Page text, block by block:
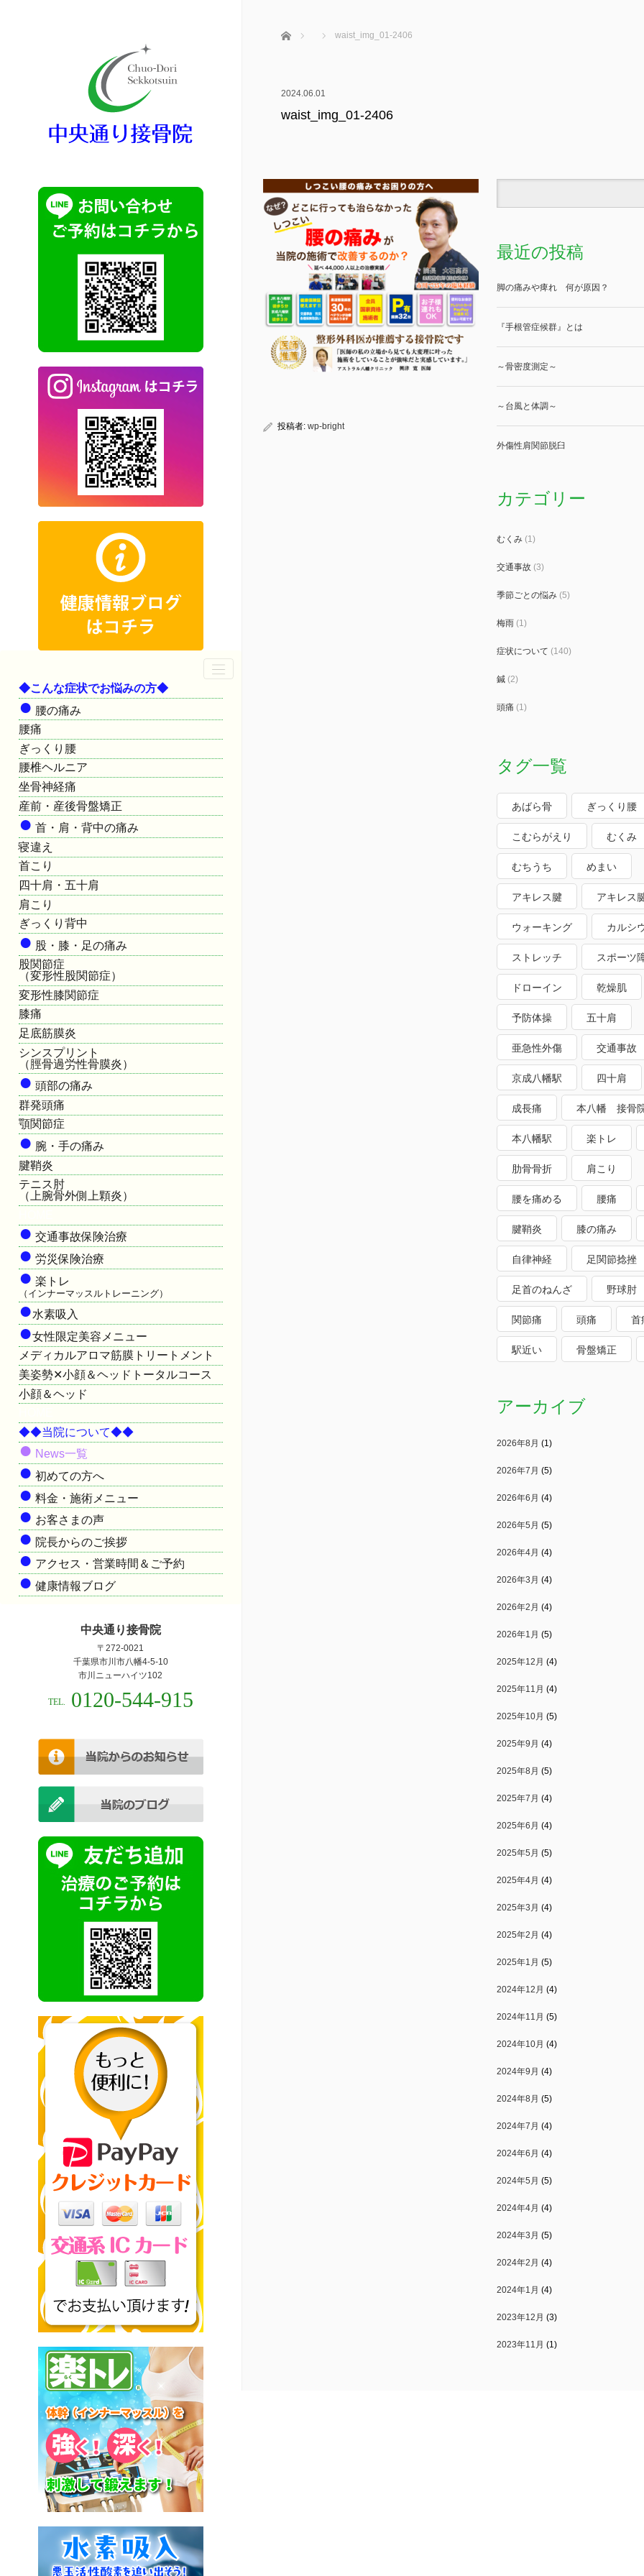
◆こんな症状でお悩みの方◆
● 腰の痛み
腰痛
ぎっくり腰
腰椎ヘルニア
坐骨神経痛
産前・産後骨盤矯正
● 首・肩・背中の痛み
寝違え
首こり
四十肩・五十肩
肩こり
ぎっくり背中
● 股・膝・足の痛み
股関節症
（変形性股関節症）
変形性膝関節症
膝痛
足底筋膜炎
シンスプリント
（脛骨過労性骨膜炎）
● 頭部の痛み
群発頭痛
顎関節症
● 腕・手の痛み
腱鞘炎
テニス肘
（上腕骨外側上顆炎）
● 交通事故保険治療
● 労災保険治療
● 楽トレ
（インナーマッスルトレーニング）
●水素吸入
●女性限定美容メニュー
メディカルアロマ筋膜トリートメント
美姿勢✕小顔＆ヘッドトータルコース
小顔＆ヘッド
◆◆当院について◆◆
● News一覧
● 初めての方へ
● 料金・施術メニュー
● お客さまの声
● 院長からのご挨拶
● アクセス・営業時間＆ご予約
● 健康情報ブログ
中央通り接骨院
〒272-0021
千葉県市川市八幡4-5-10
市川ニューハイツ102
TEL. 0120-544-915
ホーム waist_img_01-2406
2024.06.01
waist_img_01-2406
投稿者: wp-bright
最近の投稿
脚の痛みや痺れ 何が原因？
『手根管症候群』とは
～骨密度測定～
～台風と体調～
外傷性肩関節脱臼
カテゴリー
むくみ(1)
交通事故(3)
季節ごとの悩み(5)
梅雨(1)
症状について (140)
鍼(2)
頭痛 (1)
タグ一覧
あばら骨 ぎっくり腰
こむらがえり むくみ
むちうち めまい
アキレス腱 アキレス
ウォーキング カルシ
ストレッチ スポーツ
ドローイン 乾燥肌
予防体操 五十肩
亜急性外傷 交通事故
京成八幡駅 四十肩
成長痛 本八幡 接骨
本八幡駅 楽トレ
肋骨骨折 肩こり
腰を痛める 腰痛
腱鞘炎 膝の痛み
自律神経 足関節捻挫
足首のねんざ 野球肘
関節痛 頭痛 首
駅近い 骨盤矯正
アーカイブ
2026年8月 (1)
2026年7月 (5)
2026年6月 (4)
2026年5月 (5)
2026年4月 (4)
2026年3月 (4)
2026年2月 (4)
2026年1月 (5)
2025年12月 (4)
2025年11月 (4)
2025年10月 (5)
2025年9月 (4)
2025年8月 (5)
2025年7月 (4)
2025年6月 (4)
2025年5月 (5)
2025年4月 (4)
2025年3月 (4)
2025年2月 (4)
2025年1月 (5)
2024年12月 (4)
2024年11月 (5)
2024年10月 (4)
2024年9月 (4)
2024年8月 (5)
2024年7月 (4)
2024年6月 (4)
2024年5月 (5)
2024年4月 (4)
2024年3月 (5)
2024年2月 (4)
2024年1月 (4)
2023年12月 (3)
2023年11月 (1)